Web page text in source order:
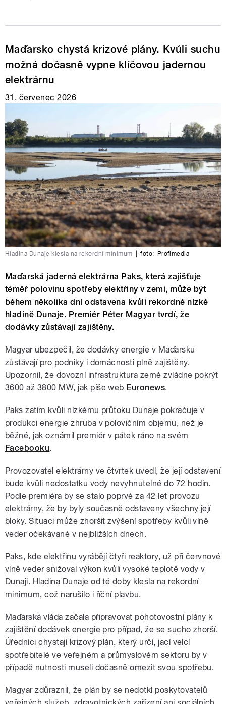
Maďarsko chystá krizové plány. Kvůli suchu
možná dočasně vypne klíčovou jadernou
elektrárnu
31. červenec 2026
Hladina Dunaje klesla na rekordní minimum foto: Profimedia
Maďarská jaderná elektrárna Paks, která zajišťuje
téměř polovinu spotřeby elektřiny v zemi, může být
během několika dní odstavena kvůli rekordně nízké
hladině Dunaje. Premiér Péter Magyar tvrdí, že
dodávky zůstávají zajištěny.
Magyar ubezpečil, že dodávky energie v Maďarsku
zůstávají pro podniky i domácnosti plně zajištěny.
Upozornil, že dovozní infrastruktura země zvládne pokrýt
3600 až 3800 MW, jak píše web Euronews.
Paks zatím kvůli nízkému průtoku Dunaje pokračuje v
produkci energie zhruba v polovičním objemu, než je
běžné, jak oznámil premiér v pátek ráno na svém
Facebooku.
Provozovatel elektrárny ve čtvrtek uvedl, že její odstavení
bude kvůli nedostatku vody nevyhnutelné do 72 hodin.
Podle premiéra by se stalo poprvé za 42 let provozu
elektrárny, že by byly současně odstaveny všechny její
bloky. Situaci může zhoršit zvýšení spotřeby kvůli vlně
veder očekávané v nejbližších dnech.
Paks, kde elektřinu vyrábějí čtyři reaktory, už při červnové
vlně veder snižoval výkon kvůli vysoké teplotě vody v
Dunaji. Hladina Dunaje od té doby klesla na rekordní
minimum, což narušilo i říční plavbu.
Maďarská vláda začala připravovat pohotovostní plány k
zajištění dodávek energie pro případ, že se sucho zhorší.
Úředníci chystají krizový plán, který určí, jací velcí
spotřebitelé ve veřejném a průmyslovém sektoru by v
případě nutnosti museli dočasně omezit svou spotřebu.
Magyar zdůraznil, že plán by se nedotkl poskytovatelů